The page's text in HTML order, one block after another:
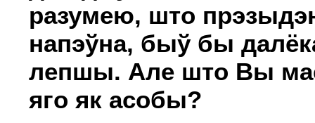
разумею, што
напэўна, быў бы
лепшы. Але што Вы
яго як асобы?